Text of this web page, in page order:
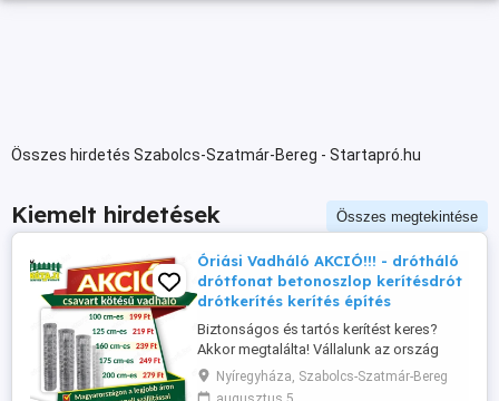
Összes hirdetés Szabolcs-Szatmár-Bereg - Startapró.hu
Kiemelt hirdetések Összes megtekintése
Óriási Vadháló AKCIÓ!!! - drótháló
drótfonat betonoszlop kerítésdrót
drótkerítés kerítés építés
Biztonságos és tartós kerítést keres?
Akkor megtalálta! Vállalunk az ország
egész területén vadhálóval, vagy
dróthálóval komplett kerítésépítést 2399
Nyíregyháza, Szabolcs-Szatmár-Bereg